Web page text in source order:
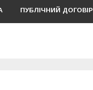
ПУБЛІЧНИЙ ДОГОВІР